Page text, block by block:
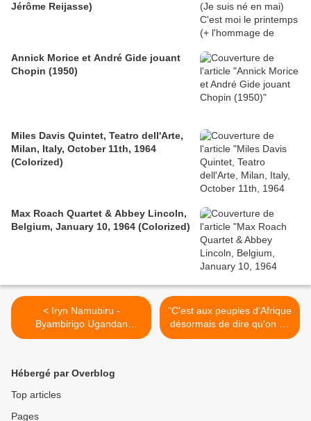
Jérôme Reijasse)
Annick Morice et André Gide jouant
Chopin (1950)
Miles Davis Quintet, Teatro dell'Arte,
Milan, Italy, October 11th, 1964
(Colorized)
Max Roach Quartet & Abbey Lincoln,
Belgium, January 10, 1964 (Colorized)
< Iryn Namubiru -
Byambirigo Ugandan
African music Dj Din
"C'est aux peuples d'Afrique
désormais de dire qu'on ne
doit pas toucher à la Côte
Hébergé par Overblog
Top articles
Pages